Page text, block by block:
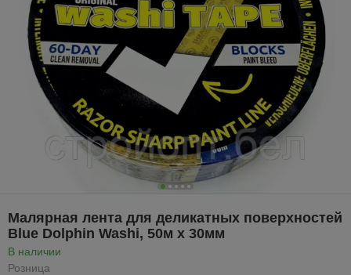
Малярная лента для деликатных поверхностей
Blue Dolphin Washi, 50м х 30мм
В наличии
Розница